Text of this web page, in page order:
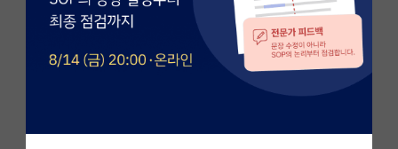
전체글보기
베스트 게시판
자유 게시판(아무개랩)